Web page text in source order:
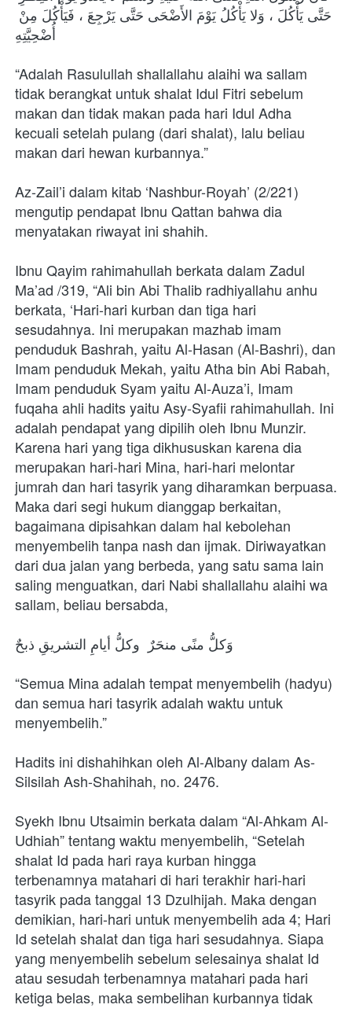
“Adalah Rasulullah shallallahu alaihi wa sallam
tidak berangkat untuk shalat Idul Fitri sebelum
makan dan tidak makan pada hari Idul Adha
kecuali setelah pulang (dari shalat), lalu beliau
makan dari hewan kurbannya.”
Az-Zail’i dalam kitab ‘Nashbur-Royah’ (2/221)
mengutip pendapat Ibnu Qattan bahwa dia
menyatakan riwayat ini shahih.
Ibnu Qayim rahimahullah berkata dalam Zadul
Ma’ad /319, “Ali bin Abi Thalib radhiyallahu anhu
berkata, ‘Hari-hari kurban dan tiga hari
sesudahnya. Ini merupakan mazhab imam
penduduk Bashrah, yaitu Al-Hasan (Al-Bashri), dan
Imam penduduk Mekah, yaitu Atha bin Abi Rabah,
Imam penduduk Syam yaitu Al-Auza’i, Imam
fuqaha ahli hadits yaitu Asy-Syafii rahimahullah. Ini
adalah pendapat yang dipilih oleh Ibnu Munzir.
Karena hari yang tiga dikhususkan karena dia
merupakan hari-hari Mina, hari-hari melontar
jumrah dan hari tasyrik yang diharamkan berpuasa.
Maka dari segi hukum dianggap berkaitan,
bagaimana dipisahkan dalam hal kebolehan
menyembelih tanpa nash dan ijmak. Diriwayatkan
dari dua jalan yang berbeda, yang satu sama lain
saling menguatkan, dari Nabi shallallahu alaihi wa
sallam, beliau bersabda,
وَكلُّ منًى منحَرٌ  وكلُّ أيامِ التشريقِ ذبحٌ
“Semua Mina adalah tempat menyembelih (hadyu)
dan semua hari tasyrik adalah waktu untuk
menyembelih.”
Hadits ini dishahihkan oleh Al-Albany dalam As-
Silsilah Ash-Shahihah, no. 2476.
Syekh Ibnu Utsaimin berkata dalam “Al-Ahkam Al-
Udhiah” tentang waktu menyembelih, “Setelah
shalat Id pada hari raya kurban hingga
terbenamnya matahari di hari terakhir hari-hari
tasyrik pada tanggal 13 Dzulhijah. Maka dengan
demikian, hari-hari untuk menyembelih ada 4; Hari
Id setelah shalat dan tiga hari sesudahnya. Siapa
yang menyembelih sebelum selesainya shalat Id
atau sesudah terbenamnya matahari pada hari
ketiga belas, maka sembelihan kurbannya tidak